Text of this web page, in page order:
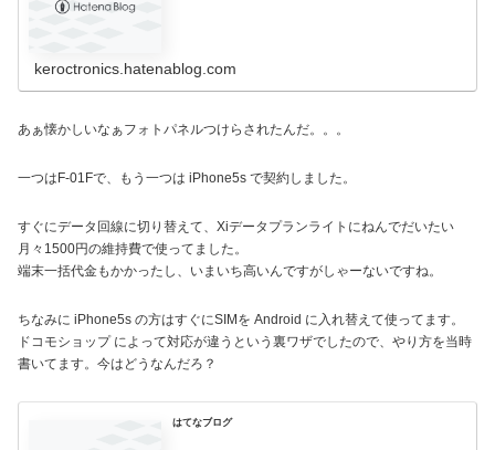
keroctronics.hatenablog.com
あぁ懐かしいなぁフォトパネルつけらされたんだ。。。
一つはF-01Fで、もう一つは iPhone5s で契約しました。
すぐにデータ回線に切り替えて、Xiデータプランライトにねんでだいたい
月々1500円の維持費で使ってました。
端末一括代金もかかったし、いまいち高いんですがしゃーないですね。
ちなみに iPhone5s の方はすぐにSIMを Android に入れ替えて使ってます。
ドコモショップ によって対応が違うという裏ワザでしたので、やり方を当時
書いてます。今はどうなんだろ？
はてなブログ